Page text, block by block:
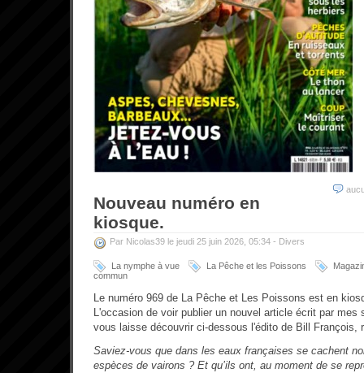
Nouveau numéro en
kiosque.
Par Nicolas39 le jeudi 25 juin 2026, 05:34 - Divers
La nymphe à vue La Pêche et les Poissons
commun
Le numéro 969 de La Pêche et Les Poissons est en
L'occasion de voir publier un nouvel article écrit par
vous laisse découvrir ci-dessous l'édito de Bill François,
Saviez-vous que dans les eaux françaises se cachent
espèces de vairons ? Et qu’ils ont, au moment de se